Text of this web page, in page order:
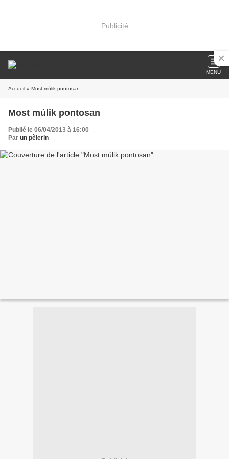
Publicité
MENU
Accueil » Most múlik pontosan
Most múlik pontosan
Publié le 06/04/2013 à 16:00
Par un pèlerin